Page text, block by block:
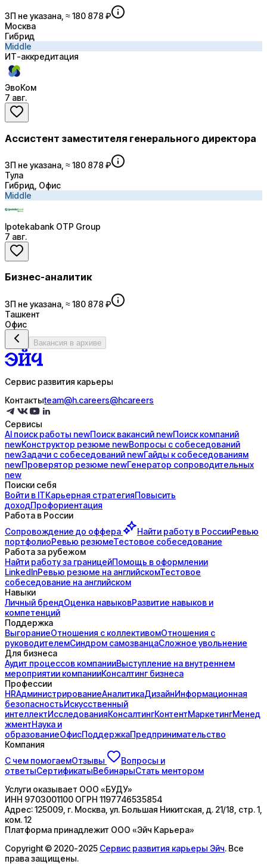
ЗП не указана, ≈ 180 878 ₽
Москва
Гибрид
Middle
ИТ-аккредитация
ЭвоКом
7 авг.
Ассистент заместителя генерального директора
ЗП не указана, ≈ 180 878 ₽
Тула
Гибрид, Офис
Middle
Ipotekabank OTP Group
7 авг.
Бизнес-аналитик
ЗП не указана, ≈ 180 878 ₽
Ташкент
Офис
Вакансия в архиве
Сервис развития карьеры
Контактыteam@h.careers@hcareers
Сервисы
AI поискработы newПоисквакансий newПоисккомпаний
newКонструктор резюме newВопросы с собеседований
newЗадачи с собеседований newГайды ксобеседованиям
newПроверятор резюме newГенератор сопроводительных
new
Поиски себя
Войти в ITКарьерная стратегияПовысить
доходПрофориентация
Работа в России
Сопровождение до оффера Найти работу в РоссииРевью
портфолиоРевью резюмеТестовое собеседование
Работа за рубежом
Найти работу за границейПомощь в оформлении
LinkedInРевью резюме на английскомТестовое
собеседование на английском
Навыки
Личный брендОценка навыковРазвитие навыков и
компетенций
Поддержка
ВыгораниеОтношения с коллективомОтношения с
руководителемСиндром самозванцаСложное увольнение
Для бизнеса
Аудит процессов компанииВыступление на внутреннем
мероприятии компанииКонсалтинг бизнеса
Профессии
HRАдминистрированиеАналитикаДизайнИнформационная
безопасностьИскусственный
интеллектИсследованияКонсалтингКонтентМаркетингМенед
жментНаука и
образованиеОфисПоддержкаПредпринимательство
Компания
С чем помогаемОтзывы
Вопросы и
ответыСертификатыВебинарыСтать ментором
Услуги оказывает ООО «БУДУ»
ИНН 9703001100 ОГРН 1197746535854
Адрес:125009, г. Москва, ул. Большая Никитская, д. 21/18, стр. 1,
ком. 12
Платформа принадлежит ООО «Эйч Карьера»
Copyright © 2020-2025 Сервис развития карьеры Эйч. Все
права защищены.